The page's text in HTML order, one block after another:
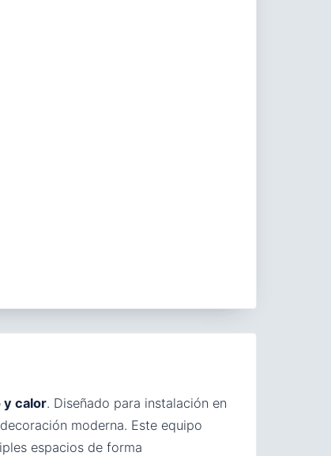
y calor. Diseñado para instalación en
moderna. Este equipo
espacios de forma